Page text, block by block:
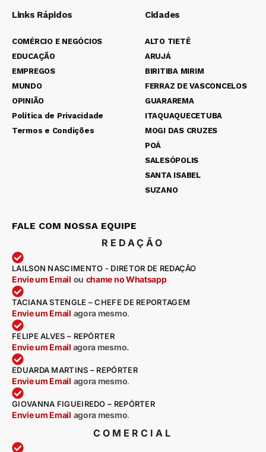
Links Rápidos
COMÉRCIO E NEGÓCIOS
EDUCAÇÃO
EMPREGOS
MUNDO
OPINIÃO
Política de Privacidade
Termos e Condições
Cidades
ALTO TIETÊ
ARUJÁ
BIRITIBA MIRIM
FERRAZ DE VASCONCELOS
GUARAREMA
ITAQUAQUECETUBA
MOGI DAS CRUZES
POÁ
SALESÓPOLIS
SANTA ISABEL
SUZANO
FALE COM NOSSA EQUIPE
REDAÇÃO
LAILSON NASCIMENTO - DIRETOR DE REDAÇÃO
Envie um Email ou chame no Whatsapp
TACIANA STENGLE – CHEFE DE REPORTAGEM
Envie um Email agora mesmo.
FELIPE ALVES – REPÓRTER
Envie um Email agora mesmo.
EDUARDA MARTINS – REPÓRTER
Envie um Email agora mesmo.
GIOVANNA FIGUEIREDO – REPÓRTER
Envie um Email agora mesmo.
COMERCIAL